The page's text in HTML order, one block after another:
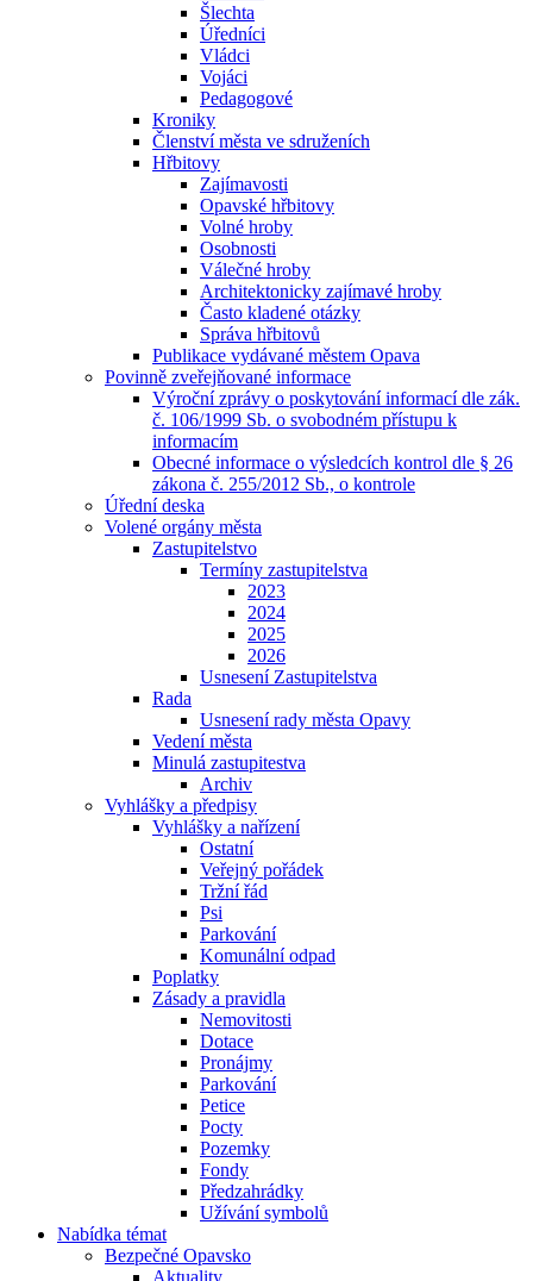
Šlechta
Úředníci
Vládci
Vojáci
Pedagogové
Kroniky
Členství města ve sdruženích
Hřbitovy
Zajímavosti
Opavské hřbitovy
Volné hroby
Osobnosti
Válečné hroby
Architektonicky zajímavé hroby
Často kladené otázky
Správa hřbitovů
Publikace vydávané městem Opava
Povinně zveřejňované informace
Výroční zprávy o poskytování informací dle zák.
č. 106/1999 Sb. o svobodném přístupu k
informacím
Obecné informace o výsledcích kontrol dle § 26
zákona č. 255/2012 Sb., o kontrole
Úřední deska
Volené orgány města
Zastupitelstvo
Termíny zastupitelstva
2023
2024
2025
2026
Usnesení Zastupitelstva
Rada
Usnesení rady města Opavy
Vedení města
Minulá zastupitestva
Archiv
Vyhlášky a předpisy
Vyhlášky a nařízení
Ostatní
Veřejný pořádek
Tržní řád
Psi
Parkování
Komunální odpad
Poplatky
Zásady a pravidla
Nemovitosti
Dotace
Pronájmy
Parkování
Petice
Pocty
Pozemky
Fondy
Předzahrádky
Užívání symbolů
Nabídka témat
Bezpečné Opavsko